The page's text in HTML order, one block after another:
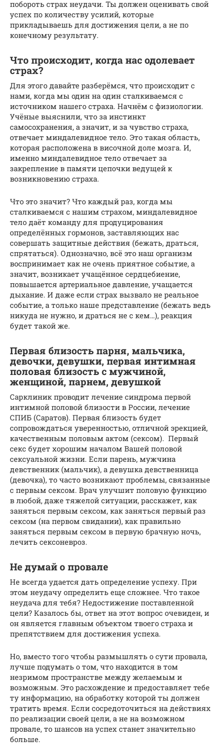
побороть страх неудачи. Ты должен оценивать свой
успех по количеству усилий, которые
прикладываешь для достижения цели, а не по
конечному результату.
Что происходит, когда нас одолевает
страх?
Для этого давайте разберёмся, что происходит с
нами, когда мы один на один сталкиваемся с
источником нашего страха. Начнём с физиологии.
Учёные выяснили, что за инстинкт
самосохранения, а значит, и за чувство страха,
отвечает миндалевидное тело. Это такая область,
которая расположена в височной доле мозга. И,
именно миндалевидное тело отвечает за
закрепление в памяти цепочки ведущей к
возникновению страха.
Что это значит? Что каждый раз, когда мы
сталкиваемся с нашим страхом, миндалевидное
тело даёт команду для продуцирования
определённых гормонов, заставляющих нас
совершать защитные действия (бежать, драться,
спрятаться). Однозначно, всё это наш организм
воспринимает как не очень приятное событие, а
значит, возникает учащённое сердцебиение,
повышается артериальное давление, учащается
дыхание. И даже если страх вызвало не реальное
событие, а только наше представление (бежать ведь
никуда не нужно, и драться не с кем…), реакция
будет такой же.
Первая близость парня, мальчика,
девочки, девушки, первая интимная
половая близость с мужчиной,
женщиной, парнем, девушкой
Сарклиник проводит лечение синдрома первой
интимной половой близости в России, лечение
СПИБ (Саратов). Первая близость будет
сопровождаться уверенностью, отличной эрекцией,
качественным половым актом (сексом). Первый
секс будет хорошим началом Вашей половой
сексуальной жизни. Если парень, мужчина
девственник (мальчик), а девушка девственница
(девочка), то часто возникают проблемы, связанные
с первым сексом. Врач улучшит половую функцию
в любой, даже тяжелой ситуации, расскажет, как
заняться первым сексом, как заняться первый раз
сексом (на первом свидании), как правильно
заняться первым сексом в первую брачную ночь,
лечить сексоневроз.
Не думай о провале
Не всегда удается дать определение успеху. При
этом неудачу определить еще сложнее. Что такое
неудача для тебя? Недостижение поставленной
цели? Казалось бы, ответ на этот вопрос очевиден, и
он является главным объектом твоего страха и
препятствием для достижения успеха.
Но, вместо того чтобы размышлять о сути провала,
лучше подумать о том, что находится в том
незримом пространстве между желаемым и
возможным. Это расхождение и предоставляет тебе
ту информацию, на обработку которой ты должен
тратить время. Если сосредоточиться на действиях
по реализации своей цели, а не на возможном
провале, то шансов на успех станет значительно
больше.